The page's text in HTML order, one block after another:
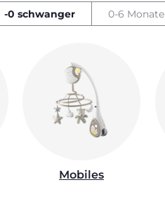
-0 schwanger 0-6 Monate
Mobiles